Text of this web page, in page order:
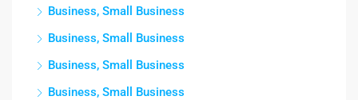
Business, Small Business
Business, Small Business
Business, Small Business
Business, Small Business